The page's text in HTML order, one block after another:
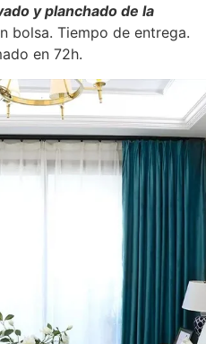
y planchado de la
bolsa. Tiempo de entrega.
en 72h.